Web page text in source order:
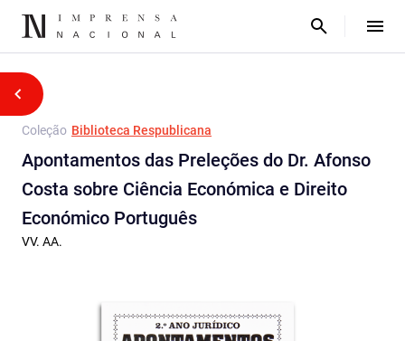
Coleção Biblioteca Respublicana
Apontamentos das Preleções do Dr. Afonso
Costa sobre Ciência Económica e Direito
Económico Português
VV. AA.